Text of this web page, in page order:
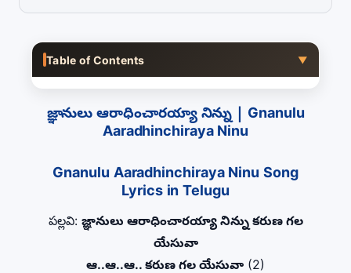
Table of Contents ▼
జ్ఞానులు ఆరాధించారయ్యా నిన్ను | Gnanulu
Aaradhinchiraya Ninu
Gnanulu Aaradhinchiraya Ninu Song
Lyrics in Telugu
పల్లవి: జ్ఞానులు ఆరాధించారయ్యా నిన్ను కరుణ గల
యేసువా
ఆ..ఆ..ఆ.. కరుణ గల యేసువా (2)